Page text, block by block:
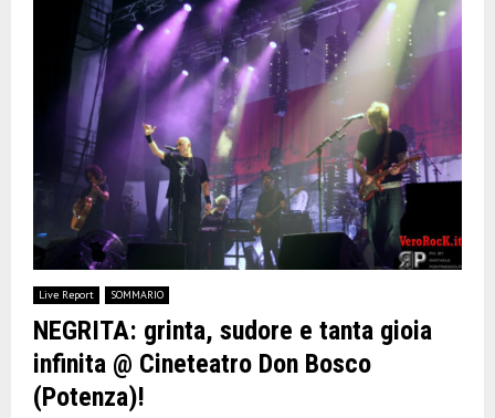
N
U
Live Report SOMMARIO
NEGRITA: grinta, sudore e tanta gioia
infinita @ Cineteatro Don Bosco
(Potenza)!